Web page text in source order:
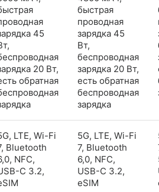
45
20 Вт,
обратная
быстрая
проводная
зарядка 45
Вт,
беспроводная
зарядка 20 Вт,
есть обратная
беспроводная
зарядка
LTE, Wi-Fi
Bluetooth
NFC,
C 3.2,
5G, LTE, Wi-Fi
7, Bluetooth
6,0, NFC,
USB-C 3.2,
eSIM